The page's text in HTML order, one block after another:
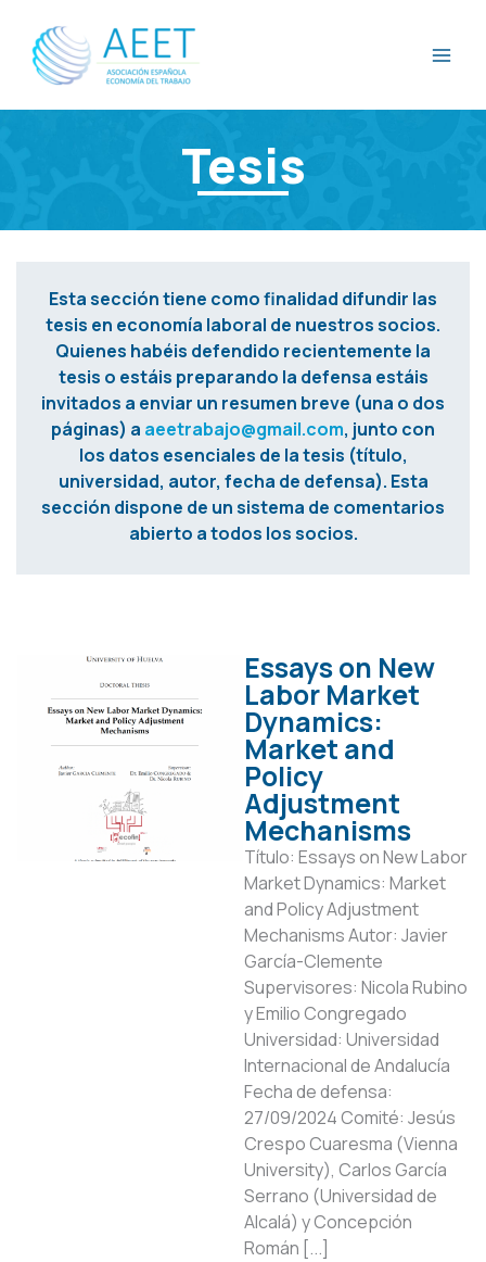
contenido
Tesis
Esta sección tiene como finalidad difundir las
tesis en economía laboral de nuestros socios.
Quienes habéis defendido recientemente la
tesis o estáis preparando la defensa estáis
invitados a enviar un resumen breve (una o dos
páginas) a aeetrabajo@gmail.com, junto con
los datos esenciales de la tesis (título,
universidad, autor, fecha de defensa). Esta
sección dispone de un sistema de comentarios
abierto a todos los socios.
Essays on New
Labor Market
Dynamics:
Market and
Policy
Adjustment
Mechanisms
Título: Essays on New Labor
Market Dynamics: Market
and Policy Adjustment
Mechanisms Autor: Javier
García-Clemente
Supervisores: Nicola Rubino
y Emilio Congregado
Universidad: Universidad
Internacional de Andalucía
Fecha de defensa:
27/09/2024 Comité: Jesús
Crespo Cuaresma (Vienna
University), Carlos García
Serrano (Universidad de
Alcalá) y Concepción
Román [...]